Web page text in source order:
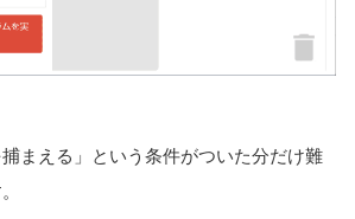
まえる」という条件がついた分だけ難